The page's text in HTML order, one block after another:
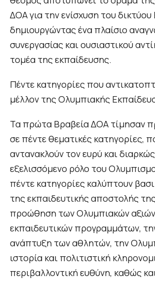
ΔΟΑ για την ενίσχυση του
δημιουργώντας ένα πλαίσιο
συνεργασίας και ουσιαστικού
τομέα της εκπαίδευσης.
Πέντε κατηγορίες που
μέλλον της Ολυμπιακής
Τα πρώτα Βραβεία ΔΟΑ τίμησαν
σε πέντε θεματικές κατηγορίες,
αντανακλούν τον ευρύ και διαρκώς
εξελισσόμενο ρόλο του
πέντε κατηγορίες καλύπτουν
της εκπαιδευτικής αποστολής
προώθηση των Ολυμπιακών
εκπαιδευτικών προγραμμάτων,
ανάπτυξη των αθλητών, την
ιστορία και πολιτιστική
περιβαλλοντική ευθύνη, καθώς